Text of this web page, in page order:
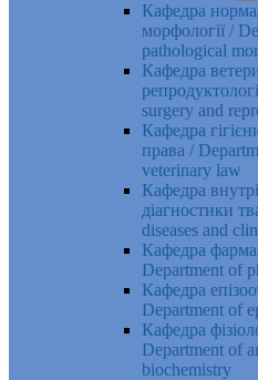
Кафедра
морфології /
pathological
Кафедра
surgery and
Кафедра
права /
veterinary law
Кафедра
діагностики
diseases and
Кафедра
Department of
Кафедра
Department of
Кафедра
Department of
biochemistry